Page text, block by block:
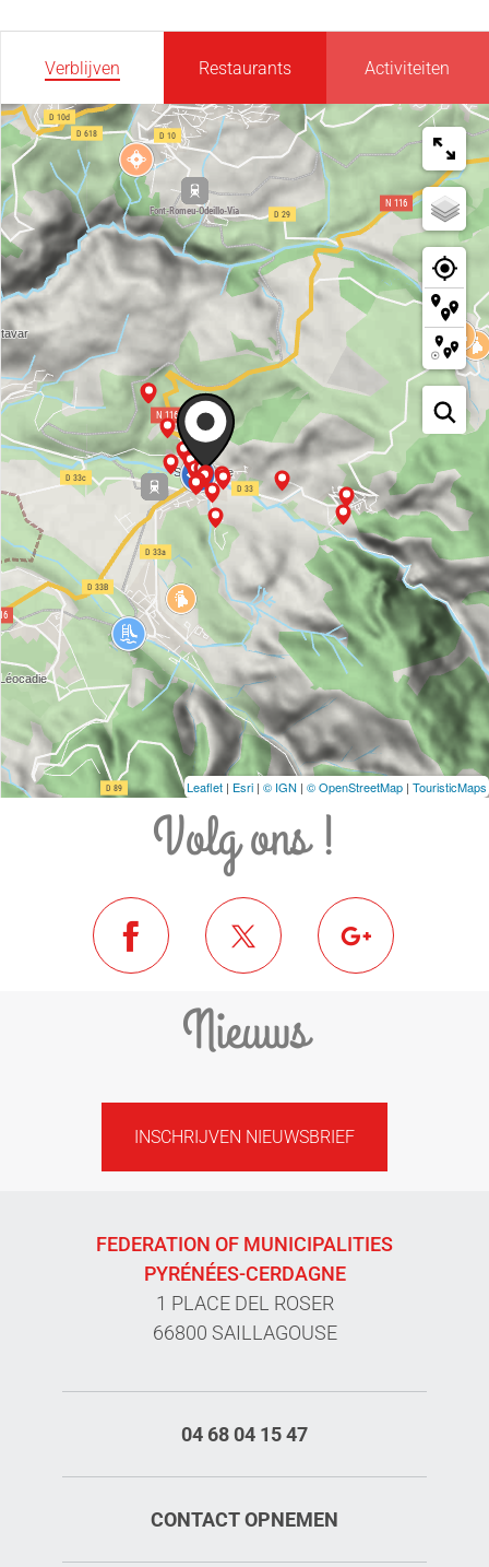
Verblijven Restaurants Activiteiten
Leaflet | Esri | © IGN | © OpenStreetMap | TouristicMaps
Volg ons !
Nieuws
INSCHRIJVEN NIEUWSBRIEF
FEDERATION OF MUNICIPALITIES
PYRÉNÉES-CERDAGNE
1 PLACE DEL ROSER
66800 SAILLAGOUSE
04 68 04 15 47
CONTACT OPNEMEN